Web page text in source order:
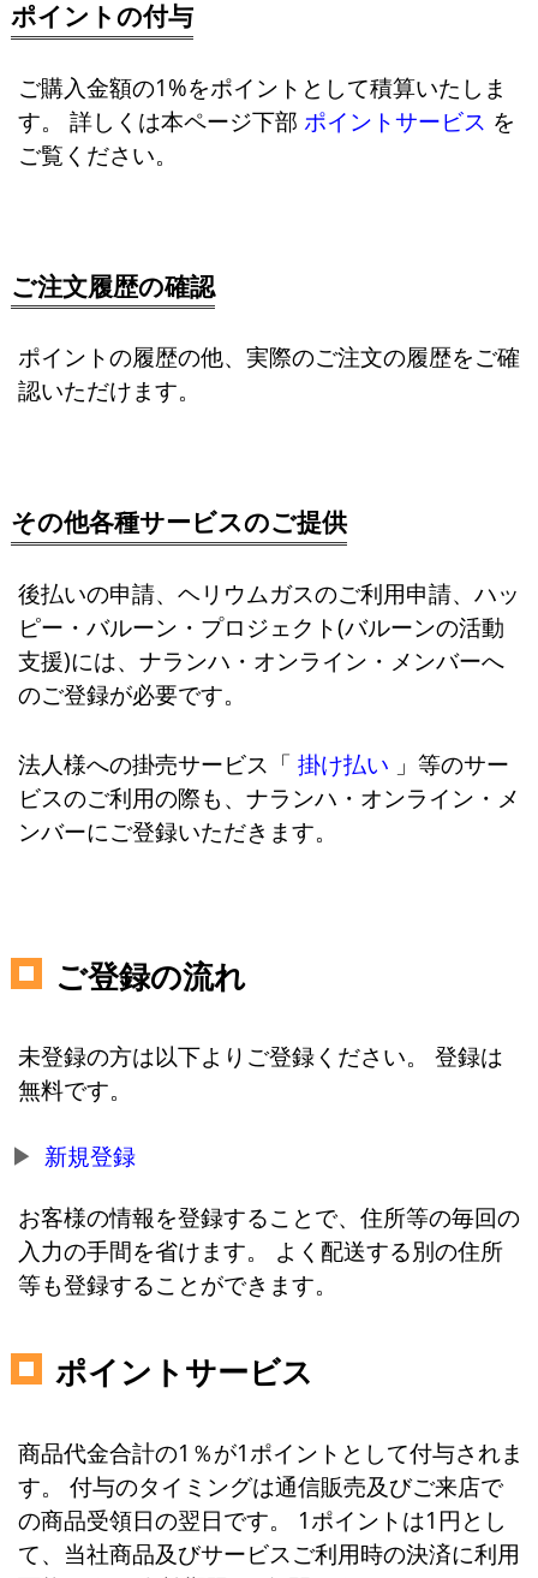
ポイントの付与
ご購入金額の1%をポイントとして積算いたしま
す。 詳しくは本ページ下部 ポイントサービス を
ご覧ください。
ご注文履歴の確認
ポイントの履歴の他、実際のご注文の履歴をご確
認いただけます。
その他各種サービスのご提供
後払いの申請、ヘリウムガスのご利用申請、ハッ
ピー・バルーン・プロジェクト(バルーンの活動
支援)には、ナランハ・オンライン・メンバーへ
のご登録が必要です。
法人様への掛売サービス「 掛け払い 」等のサー
ビスのご利用の際も、ナランハ・オンライン・メ
ンバーにご登録いただきます。
ご登録の流れ
未登録の方は以下よりご登録ください。 登録は
無料です。
新規登録
お客様の情報を登録することで、住所等の毎回の
入力の手間を省けます。 よく配送する別の住所
等も登録することができます。
ポイントサービス
商品代金合計の1％が1ポイントとして付与されま
す。 付与のタイミングは通信販売及びご来店で
の商品受領日の翌日です。 1ポイントは1円とし
て、当社商品及びサービスご利用時の決済に利用